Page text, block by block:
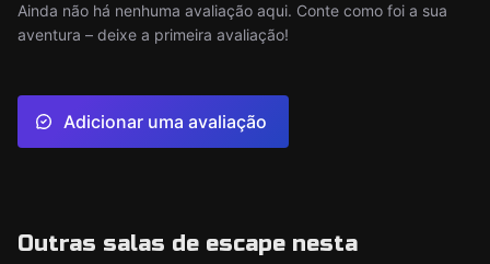
Ainda não há nenhuma avaliação aqui. Conte como foi a sua
aventura – deixe a primeira avaliação!
Adicionar uma avaliação
Outras salas de escape nesta